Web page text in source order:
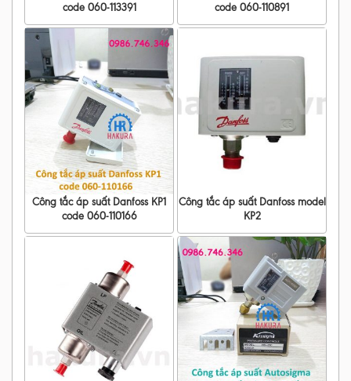
code 060-113391
code 060-110891
Công tắc áp suất Danfoss KP1
code 060-110166
Công tắc áp suất Danfoss model
KP2